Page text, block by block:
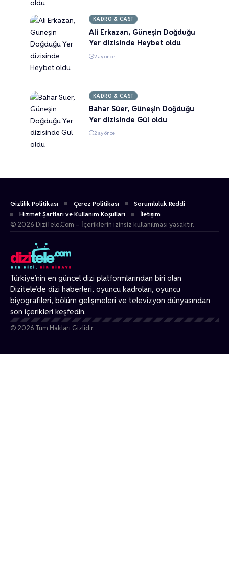
KADRO & CAST
Ali Erkazan, Güneşin Doğduğu
Yer dizisinde Heybet oldu
2 ay önce
KADRO & CAST
Bahar Süer, Güneşin Doğduğu
Yer dizisinde Gül oldu
2 ay önce
Türkiye’nin en güncel dizi platformlarından biri olan
Dizitele’de dizi haberleri, oyuncu kadroları, oyuncu
biyografileri, bölüm gelişmeleri ve televizyon dünyasından
son içerikleri keşfedin.
© 2026 Tüm Hakları Gizlidir.
Gizlilik Politikası Çerez Politikası
Sorumluluk Reddi
Hizmet Şartları ve Kullanım Koşulları
İletişim
© 2026 DiziTele.Com – İçeriklerin izinsiz kullanılması yasaktır.